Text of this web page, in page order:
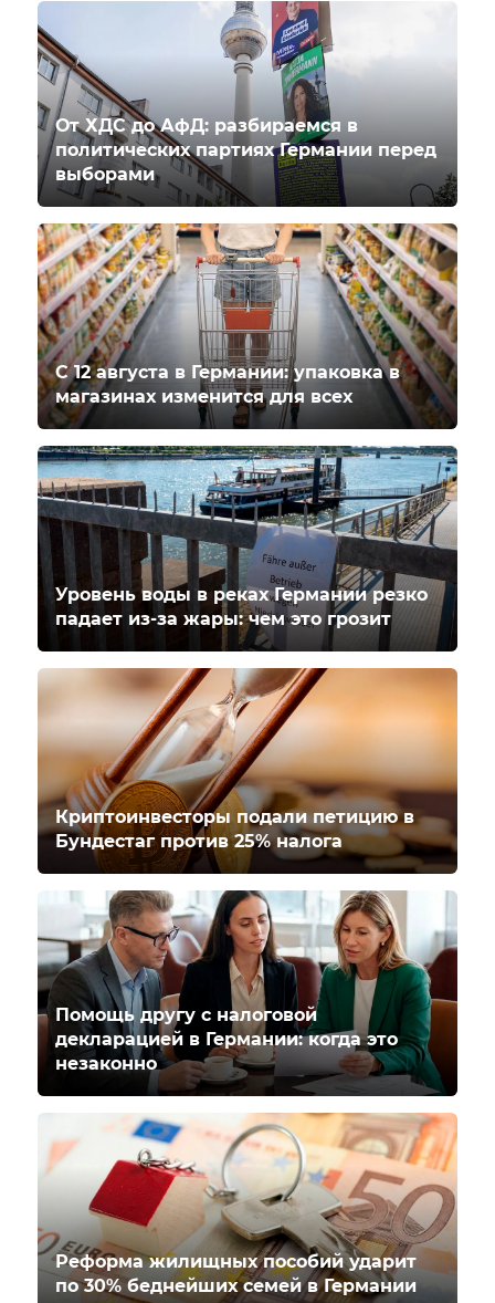
От ХДС до АфД: разбираемся в
политических партиях Германии перед
выборами
С 12 августа в Германии: упаковка в
магазинах изменится для всех
Уровень воды в реках Германии резко
падает из-за жары: чем это грозит
Криптоинвесторы подали петицию в
Бундестаг против 25% налога
Помощь другу с налоговой
декларацией в Германии: когда это
незаконно
Реформа жилищных пособий ударит
по 30% беднейших семей в Германии